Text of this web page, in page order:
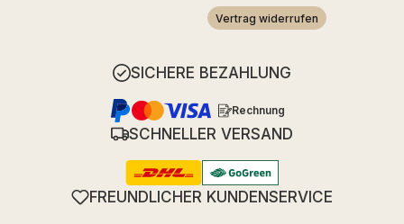
Vertrag widerrufen
SICHERE BEZAHLUNG
Rechnung
SCHNELLER VERSAND
FREUNDLICHER KUNDENSERVICE